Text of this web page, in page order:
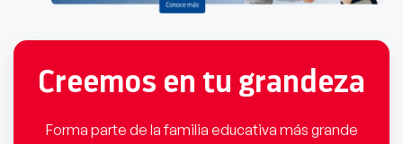
Creemos en tu grandeza
Forma parte de la familia educativa más grande